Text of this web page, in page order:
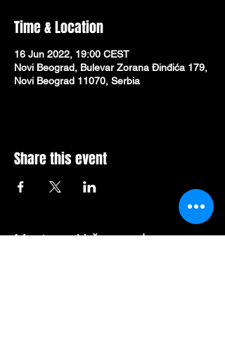
Time & Location
16 Jun 2022, 19:00 CEST
Novi Beograd, Bulevar Zorana Đinđića 179,
Novi Beograd 11070, Serbia
Share this event
Mesto za Vašu poruku: